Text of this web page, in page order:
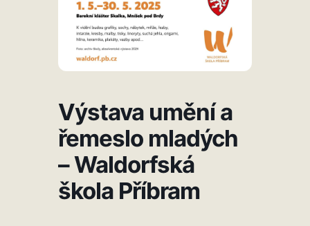
Výstava umění a
řemeslo mladých
– Waldorfská
škola Příbram